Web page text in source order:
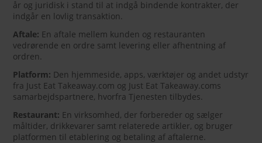
år og juridisk i stand til at indgå bindende kontrakter, der
indgår en lovlig transaktion.
Aftale: En aftale mellem kunden og restauranten
vedrørende en ordre samt levering eller afhentning af
ordren.
Platform: Den hjemmeside, apps, værktøjer og andet udstyr
fra Just Eat Takeaway.com og Just Eat Takeaway.coms
samarbejdspartnere, hvorfra Tjenesten tilbydes.
Restaurant: En virksomhed, der forbereder og sælger
måltider, drikkevarer samt relaterede artikler, og bruger
platformen til etablering og betaling af aftalerne.